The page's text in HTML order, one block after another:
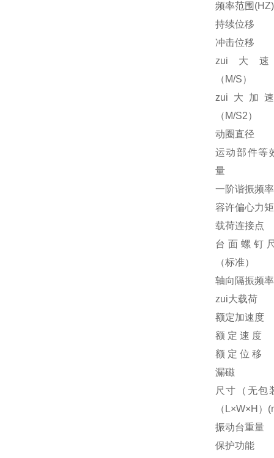
频率范围(HZ)
持续位移
冲击位移
zui大
（M/S）
zui大加
（M/S2）
动圈直径
运动部件等
量
一阶谐振频率
容许偏心力矩
载荷连接点
台面螺钉
（标准）
轴向隔振频率
zui大载荷
额定加速度
额 定 速 度
额 定 位 移
漏磁
尺寸（无包
（L×W×H）
振动台重量
保护功能